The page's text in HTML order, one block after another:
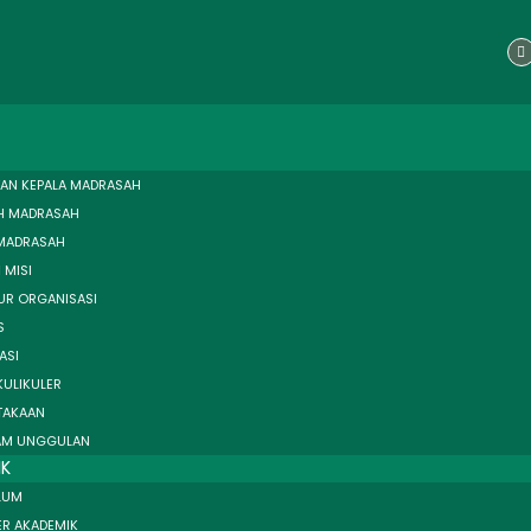
F
a
c
KEPALA MADRASAH
MADRASAH
MISI
ORGANISASI
UNGGULAN
AKADEMIK